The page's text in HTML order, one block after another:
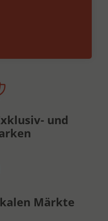
und
Märkte